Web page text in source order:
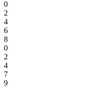
0
2
4
6
8
0
2
4
7
9